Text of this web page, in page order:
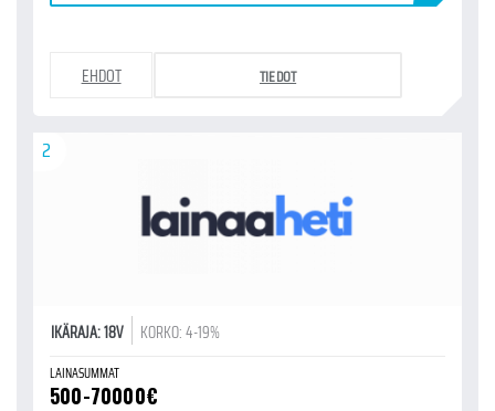
EHDOT TIEDOT
2
IKÄRAJA: 18V KORKO: 4-19%
LAINASUMMAT
500-70000€